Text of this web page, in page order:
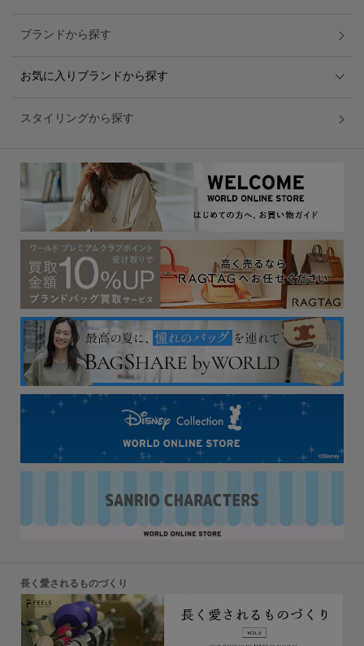
ブランドから探す
お気に入りブランドから探す
スタイリングから探す
長く愛されるものづくり